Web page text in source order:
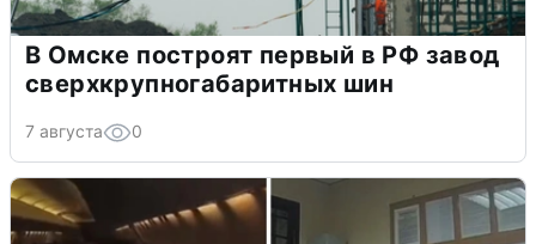
В Омске построят первый в РФ завод
сверхкрупногабаритных шин
7 августа 0